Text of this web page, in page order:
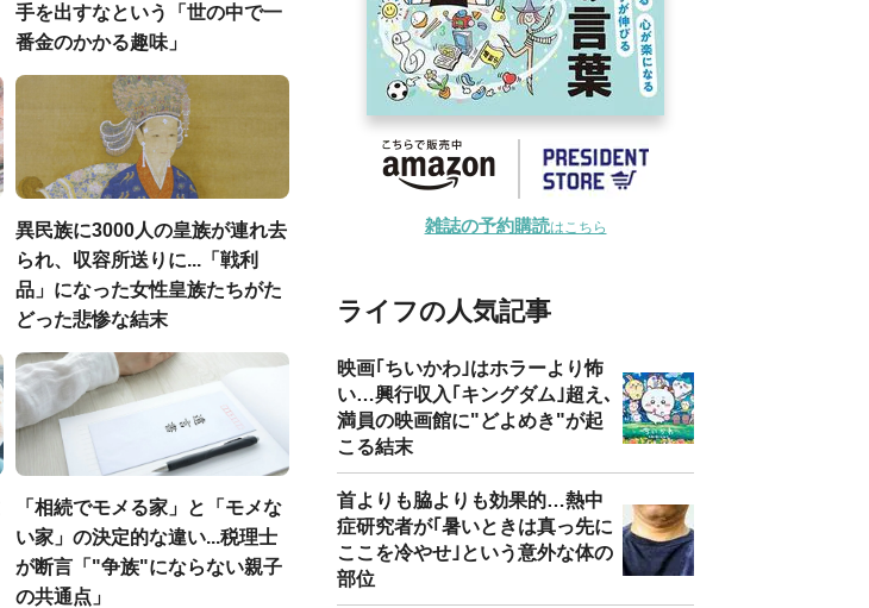
手を出すなという「世の中で一
番金のかかる趣味」
異民族に3000人の皇族が連れ去
られ、収容所送りに...「戦利
品」になった女性皇族たちがた
どった悲惨な結末
「相続でモメる家」と「モメな
い家」の決定的な違い...税理士
が断言「"争族"にならない親子
の共通点」
雑誌の予約購読はこちら
ライフの人気記事
映画｢ちいかわ｣はホラーより怖
い…興行収入｢キングダム｣超え､
満員の映画館に"どよめき"が起
こる結末
首よりも脇よりも効果的…熱中
症研究者が｢暑いときは真っ先に
ここを冷やせ｣という意外な体の
部位